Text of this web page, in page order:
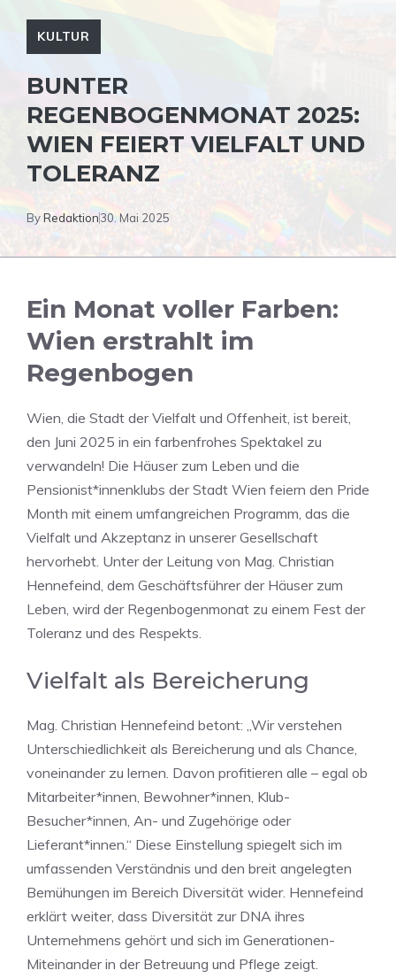
KULTUR
BUNTER
REGENBOGENMONAT 2025:
WIEN FEIERT VIELFALT UND
TOLERANZ
ByRedaktion30. Mai 2025
Ein Monat voller Farben:
Wien erstrahlt im
Regenbogen
Wien, die Stadt der Vielfalt und Offenheit, ist bereit,
den Juni 2025 in ein farbenfrohes Spektakel zu
verwandeln! Die Häuser zum Leben und die
Pensionist*innenklubs der Stadt Wien feiern den Pride
Month mit einem umfangreichen Programm, das die
Vielfalt und Akzeptanz in unserer Gesellschaft
hervorhebt. Unter der Leitung von Mag. Christian
Hennefeind, dem Geschäftsführer der Häuser zum
Leben, wird der Regenbogenmonat zu einem Fest der
Toleranz und des Respekts.
Vielfalt als Bereicherung
Mag. Christian Hennefeind betont: „Wir verstehen
Unterschiedlichkeit als Bereicherung und als Chance,
voneinander zu lernen. Davon profitieren alle – egal ob
Mitarbeiter*innen, Bewohner*innen, Klub-
Besucher*innen, An- und Zugehörige oder
Lieferant*innen.“ Diese Einstellung spiegelt sich im
umfassenden Verständnis und den breit angelegten
Bemühungen im Bereich Diversität wider. Hennefeind
erklärt weiter, dass Diversität zur DNA ihres
Unternehmens gehört und sich im Generationen-
Miteinander in der Betreuung und Pflege zeigt.